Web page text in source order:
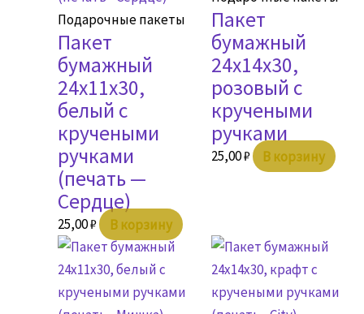
Подарочные пакеты
Пакет
бумажный
24х11х30,
белый с
кручеными
ручками
(печать —
Сердце)
25,00₽ В корзину
Пакет
бумажный
24х14х30,
розовый с
кручеными
ручками
25,00₽ В корзину